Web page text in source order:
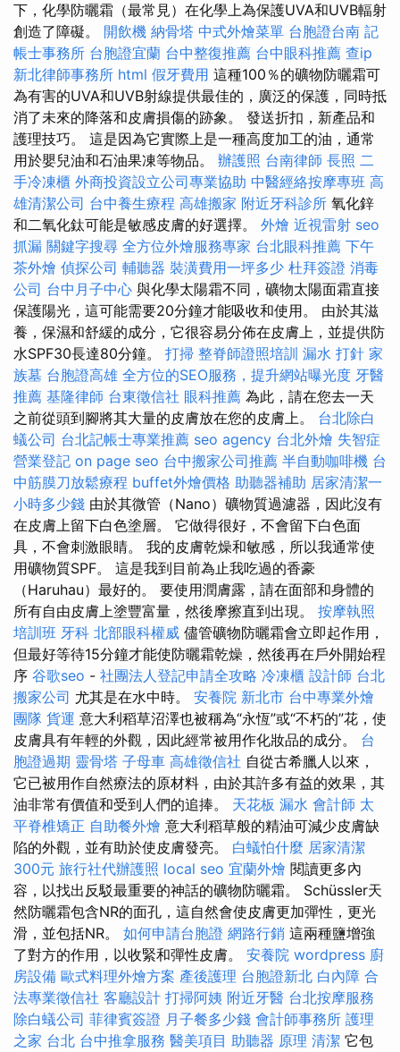
下，化學防曬霜（最常見）在化學上為保護UVA和UVB輻射
創造了障礙。 開飲機 納骨塔 中式外燴菜單 台胞證台南 記
帳士事務所 台胞證宜蘭 台中整復推薦 台中眼科推薦 查ip
新北律師事務所 html 假牙費用 這種100％的礦物防曬霜可
為有害的UVA和UVB射線提供最佳的，廣泛的保護，同時抵
消了未來的降落和皮膚損傷的跡象。 發送折扣，新產品和
護理技巧。 這是因為它實際上是一種高度加工的油，通常
用於嬰兒油和石油果凍等物品。 辦護照 台南律師 長照 二
手冷凍櫃 外商投資設立公司專業協助 中醫經絡按摩專班 高
雄清潔公司 台中養生療程 高雄搬家 附近牙科診所 氧化鋅
和二氧化鈦可能是敏感皮膚的好選擇。 外燴 近視雷射 seo
抓漏 關鍵字搜尋 全方位外燴服務專家 台北眼科推薦 下午
茶外燴 偵探公司 輔聽器 裝潢費用一坪多少 杜拜簽證 消毒
公司 台中月子中心 與化學太陽霜不同，礦物太陽面霜直接
保護陽光，這可能需要20分鐘才能吸收和使用。 由於其滋
養，保濕和舒緩的成分，它很容易分佈在皮膚上，並提供防
水SPF30長達80分鐘。 打掃 整脊師證照培訓 漏水 打針 家
族墓 台胞證高雄 全方位的SEO服務，提升網站曝光度 牙醫
推薦 基隆律師 台東徵信社 眼科推薦 為此，請在您去一天
之前從頭到腳將其大量的皮膚放在您的皮膚上。 台北除白
蟻公司 台北記帳士專業推薦 seo agency 台北外燴 失智症
營業登記 on page seo 台中搬家公司推薦 半自動咖啡機 台
中筋膜刀放鬆療程 buffet外燴價格 助聽器補助 居家清潔一
小時多少錢 由於其微管（Nano）礦物質過濾器，因此沒有
在皮膚上留下白色塗層。 它做得很好，不會留下白色面
具，不會刺激眼睛。 我的皮膚乾燥和敏感，所以我通常使
用礦物質SPF。 這是我到目前為止我吃過的香豪
（Haruhau）最好的。 要使用潤膚露，請在面部和身體的
所有自由皮膚上塗豐富量，然後摩擦直到出現。 按摩執照
培訓班 牙科 北部眼科權威 儘管礦物防曬霜會立即起作用，
但最好等待15分鐘才能使防曬霜乾燥，然後再在戶外開始程
序 谷歌seo - 社團法人登記申請全攻略 冷凍櫃 設計師 台北
搬家公司 尤其是在水中時。 安養院 新北市 台中專業外燴
團隊 貨運 意大利稻草沼澤也被稱為“永恆”或“不朽的”花，使
皮膚具有年輕的外觀，因此經常被用作化妝品的成分。 台
胞證過期 靈骨塔 子母車 高雄徵信社 自從古希臘人以來，
它已被用作自然療法的原材料，由於其許多有益的效果，其
油非常有價值和受到人們的追捧。 天花板 漏水 會計師 太
平脊椎矯正 自助餐外燴 意大利稻草般的精油可減少皮膚缺
陷的外觀，並有助於使皮膚發亮。 白蟻怕什麼 居家清潔
300元 旅行社代辦護照 local seo 宜蘭外燴 閱讀更多內
容，以找出反駁最重要的神話的礦物防曬霜。 Schüssler天
然防曬霜包含NR的面孔，這自然會使皮膚更加彈性，更光
滑，並包括NR。 如何申請台胞證 網路行銷 這兩種鹽增強
了對方的作用，以收緊和彈性皮膚。 安養院 wordpress 廚
房設備 歐式料理外燴方案 產後護理 台胞證新北 白內障 合
法專業徵信社 客廳設計 打掃阿姨 附近牙醫 台北按摩服務
除白蟻公司 菲律賓簽證 月子餐多少錢 會計師事務所 護理
之家 台北 台中推拿服務 醫美項目 助聽器 原理 清潔 它包